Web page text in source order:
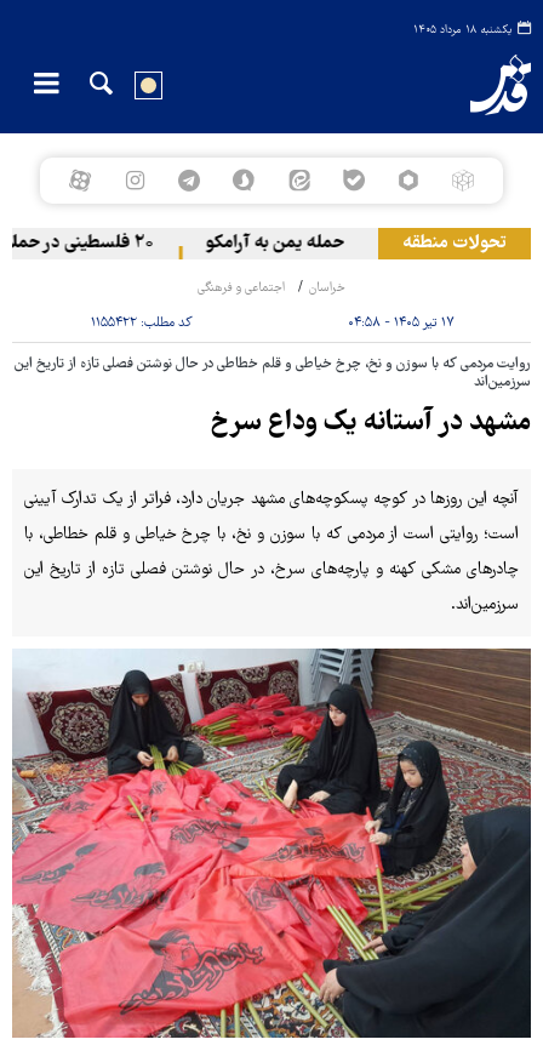
یکشنبه ۱۸ مرداد ۱۴۰۵
تحولات منطقه حمله یمن به آرامکو ۲۰ فلسطینی در حملات صهیونیست‌ها و شهرک‌نشینان در کرانه باختری زخمی شدند
خراسان اجتماعی و فرهنگی
۱۷ تیر ۱۴۰۵ - ۰۴:۵۸ کد مطلب: ۱۱۵۵۴۲۲
روایت مردمی که با سوزن و نخ، چرخ خیاطی و قلم خطاطی در حال نوشتن فصلی تازه از تاریخ این
سرزمین‌اند
مشهد در آستانه یک وداع سرخ
آنچه این روزها در کوچه پسکوچه‌های مشهد جریان دارد، فراتر از یک تدارک آیینی
است؛ روایتی است از مردمی که با سوزن و نخ، با چرخ خیاطی و قلم خطاطی، با
چادرهای مشکی کهنه و پارچه‌های سرخ، در حال نوشتن فصلی تازه از تاریخ این
سرزمین‌اند.